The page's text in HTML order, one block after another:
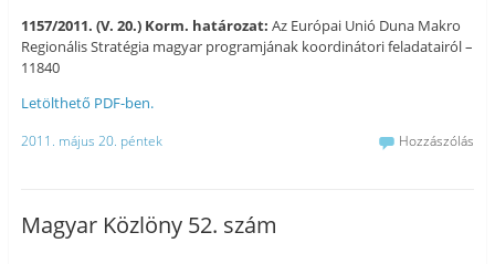
1157/2011. (V. 20.) Korm. határozat: Az Európai Unió Duna Makro
Regionális Stratégia magyar programjának koordinátori feladatairól –
11840
Letölthető PDF-ben.
2011. május 20. péntek Hozzászólás
Magyar Közlöny 52. szám